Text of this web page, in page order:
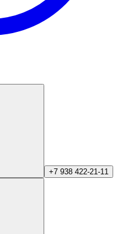
+7 938 422-21-11